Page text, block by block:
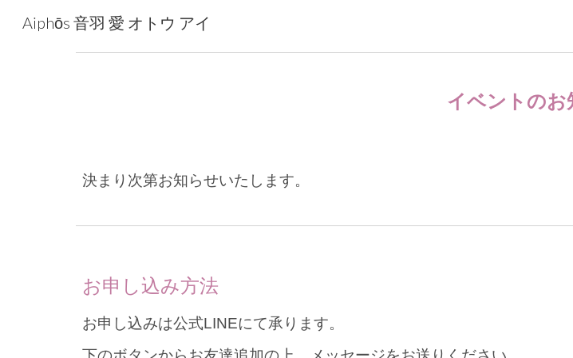
Aiphōs 音羽 愛 オトウ アイ
イベントのお
決まり次第お知らせいたします。
お申し込み方法
お申し込みは公式LINEにて承ります。